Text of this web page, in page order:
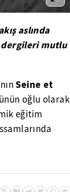
aslında
dergileri mutlu
Seine et
oğlu olarak
eğitim